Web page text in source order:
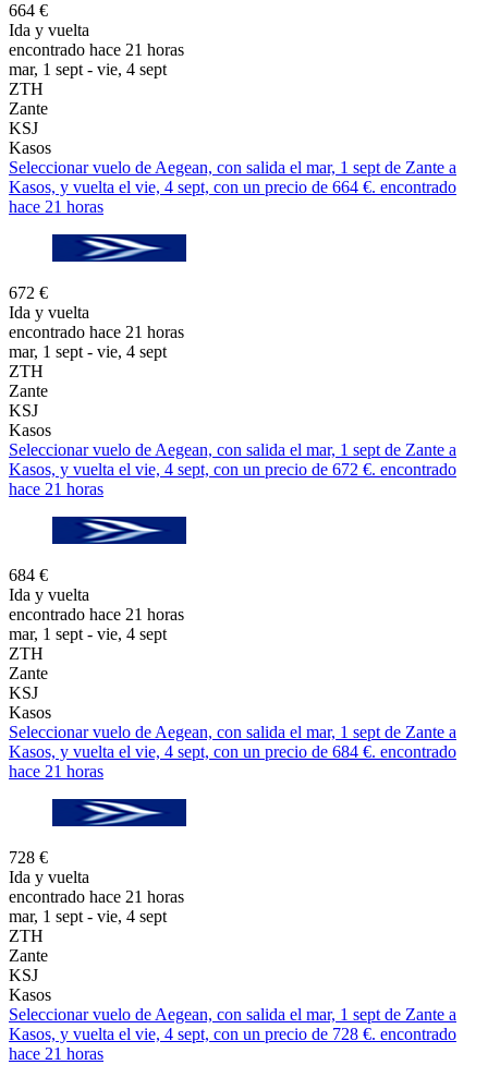
664 €
Ida y vuelta
encontrado hace 21 horas
mar, 1 sept - vie, 4 sept
ZTH
Zante
KSJ
Kasos
Seleccionar vuelo de Aegean, con salida el mar, 1 sept de Zante a
Kasos, y vuelta el vie, 4 sept, con un precio de 664 €. encontrado
hace 21 horas
672 €
Ida y vuelta
encontrado hace 21 horas
mar, 1 sept - vie, 4 sept
ZTH
Zante
KSJ
Kasos
Seleccionar vuelo de Aegean, con salida el mar, 1 sept de Zante a
Kasos, y vuelta el vie, 4 sept, con un precio de 672 €. encontrado
hace 21 horas
684 €
Ida y vuelta
encontrado hace 21 horas
mar, 1 sept - vie, 4 sept
ZTH
Zante
KSJ
Kasos
Seleccionar vuelo de Aegean, con salida el mar, 1 sept de Zante a
Kasos, y vuelta el vie, 4 sept, con un precio de 684 €. encontrado
hace 21 horas
728 €
Ida y vuelta
encontrado hace 21 horas
mar, 1 sept - vie, 4 sept
ZTH
Zante
KSJ
Kasos
Seleccionar vuelo de Aegean, con salida el mar, 1 sept de Zante a
Kasos, y vuelta el vie, 4 sept, con un precio de 728 €. encontrado
hace 21 horas